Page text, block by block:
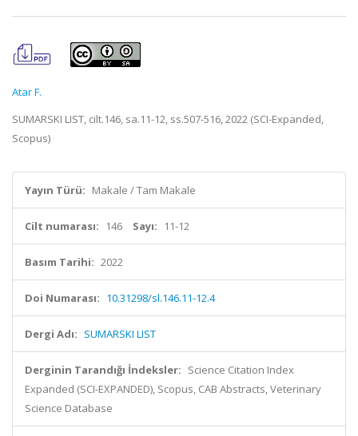
Atar F.
SUMARSKI LIST, cilt.146, sa.11-12, ss.507-516, 2022 (SCI-Expanded,
Scopus)
Yayın Türü: Makale / Tam Makale
Cilt numarası: 146 Sayı: 11-12
Basım Tarihi: 2022
Doi Numarası: 10.31298/sl.146.11-12.4
Dergi Adı: SUMARSKI LIST
Derginin Tarandığı İndeksler: Science Citation Index
Expanded (SCI-EXPANDED), Scopus, CAB Abstracts, Veterinary
Science Database